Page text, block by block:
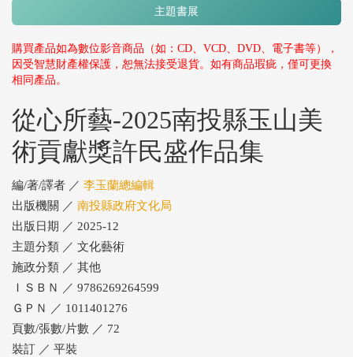
主題書展
購買產品如為數位影音商品（如：CD、VCD、DVD、電子書等），
因受智慧財產權保護，恕無法接受退貨。如有商品瑕疵，僅可更換
相同產品。
從心所藝-2025南投縣玉山美
術貢獻獎許民盛作品集
編/著/譯者 ／ 李玉蘭總編輯
出版機關 ／ 南投縣政府文化局
出版日期 ／ 2025-12
主題分類 ／ 文化藝術
施政分類 ／ 其他
ＩＳＢＮ ／ 9786269264599
ＧＰＮ ／ 1011401276
頁數/張數/片數 ／ 72
裝訂 ／ 平裝